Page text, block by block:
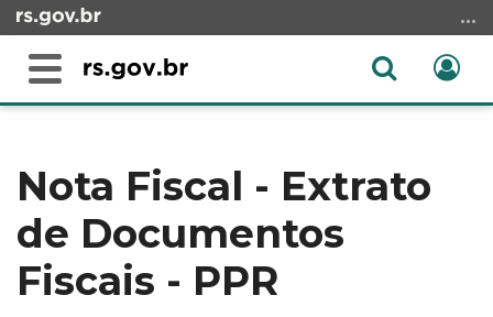
para
conteúdo
menu
para
busca
Alterna
Abrir
conteúdo
Nota Fiscal - Extrato
de Documentos
Fiscais - PPR